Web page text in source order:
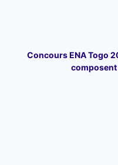
Concours ENA Togo
composent